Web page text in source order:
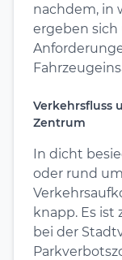
nachdem, in
ergeben
Verkehrsfluss
Zentrum
In dicht
oder rund
knapp. Es
bei der